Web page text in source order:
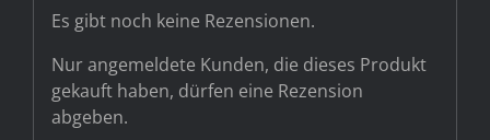
Es gibt noch keine Rezensionen.
Nur angemeldete Kunden, die dieses Produkt
gekauft haben, dürfen eine Rezension
abgeben.